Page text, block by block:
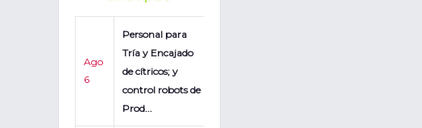
Ago
6
Personal para
Tría y Encajado
de cítricos; y
control robots de
Prod...